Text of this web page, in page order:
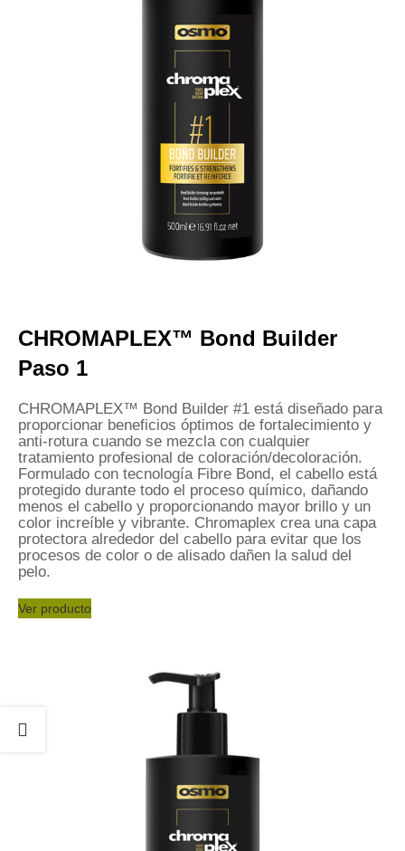
CHROMAPLEX™ Bond Builder
Paso 1
CHROMAPLEX™ Bond Builder #1 está diseñado para
proporcionar beneficios óptimos de fortalecimiento y
anti-rotura cuando se mezcla con cualquier
tratamiento profesional de coloración/decoloración.
Formulado con tecnología Fibre Bond, el cabello está
protegido durante todo el proceso químico, dañando
menos el cabello y proporcionando mayor brillo y un
color increíble y vibrante. Chromaplex crea una capa
protectora alrededor del cabello para evitar que los
procesos de color o de alisado dañen la salud del
pelo.
Ver producto